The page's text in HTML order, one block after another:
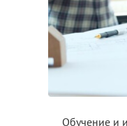
Обучение и